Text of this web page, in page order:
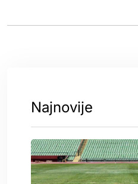
Najnovije